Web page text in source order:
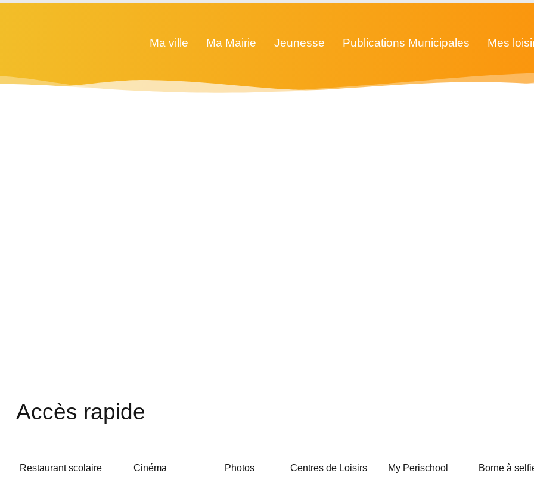
Ma ville Ma Mairie Jeunesse Publications Municipales Mes
Accès rapide
Restaurant scolaire Cinéma Photos Centres de Loisirs My Perischool Borne à